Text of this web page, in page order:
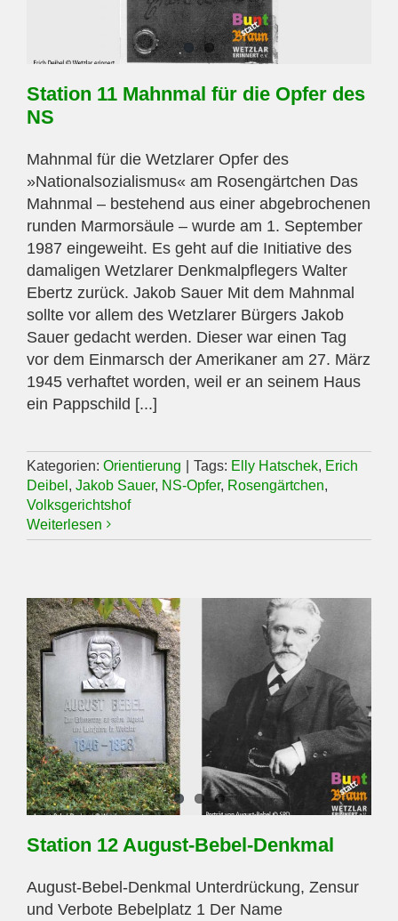
Station 11 Mahnmal für die Opfer des
NS
Mahnmal für die Wetzlarer Opfer des
»Nationalsozialismus« am Rosengärtchen Das
Mahnmal – bestehend aus einer abgebrochenen
runden Marmorsäule – wurde am 1. September
1987 eingeweiht. Es geht auf die Initiative des
damaligen Wetzlarer Denkmalpflegers Walter
Ebertz zurück. Jakob Sauer Mit dem Mahnmal
sollte vor allem des Wetzlarer Bürgers Jakob
Sauer gedacht werden. Dieser war einen Tag
vor dem Einmarsch der Amerikaner am 27. März
1945 verhaftet worden, weil er an seinem Haus
ein Pappschild [...]
Kategorien: Orientierung Tags: Elly Hatschek, Erich
Deibel , Jakob Sauer, NS-Opfer, Rosengärtchen,
Volksgerichtshof
Weiterlesen
Station 12 August-Bebel-Denkmal
August-Bebel-Denkmal Unterdrückung, Zensur
und Verbote Bebelplatz 1 Der Name